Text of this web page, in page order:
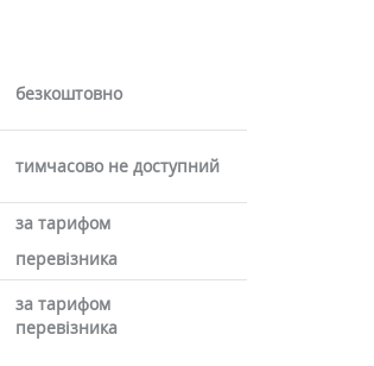
безкоштовно
тимчасово не доступний
за тарифом
перевізника
за тарифом
перевізника